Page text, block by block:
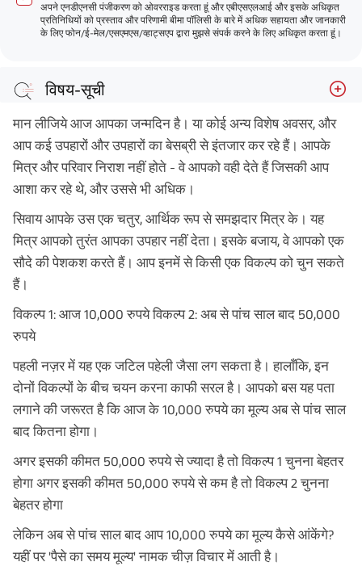
अपने एनडीएनसी पंजीकरण को ओवरराइड करता हूं और एबीएसएलआई और इसके अधिकृत
प्रतिनिधियों को प्रस्ताव और परिणामी बीमा पॉलिसी के बारे में अधिक सहायता और जानकारी
के लिए फोन/ई-मेल/एसएमएस/व्हाट्सएप द्वारा मुझसे संपर्क करने के लिए अधिकृत करता हूं।
विषय-सूची
पैसे का वर्तमान मूल्य क्या है?
पैसे का भविष्य में मूल्य क्या है?
आज 10,000 रुपये बनाम पांच साल बाद 50,000 रुपये: उनकी
तुलना कैसे की जाती है?
निष्कर्ष
मान लीजिये आज आपका जन्मदिन है। या कोई अन्य विशेष अवसर, और
आप कई उपहारों और उपहारों का बेसब्री से इंतजार कर रहे हैं। आपके
मित्र और परिवार निराश नहीं होते - वे आपको वही देते हैं जिसकी आप
आशा कर रहे थे, और उससे भी अधिक।
सिवाय आपके उस एक चतुर, आर्थिक रूप से समझदार मित्र के। यह
मित्र आपको तुरंत आपका उपहार नहीं देता। इसके बजाय, वे आपको एक
सौदे की पेशकश करते हैं। आप इनमें से किसी एक विकल्प को चुन सकते
हैं।
विकल्प 1: आज 10,000 रुपये विकल्प 2: अब से पांच साल बाद 50,000
रुपये
पहली नज़र में यह एक जटिल पहेली जैसा लग सकता है। हालाँकि, इन
दोनों विकल्पों के बीच चयन करना काफी सरल है। आपको बस यह पता
लगाने की जरूरत है कि आज के 10,000 रुपये का मूल्य अब से पांच साल
बाद कितना होगा।
अगर इसकी कीमत 50,000 रुपये से ज्यादा है तो विकल्प 1 चुनना बेहतर
होगा अगर इसकी कीमत 50,000 रुपये से कम है तो विकल्प 2 चुनना
बेहतर होगा
लेकिन अब से पांच साल बाद आप 10,000 रुपये का मूल्य कैसे आंकेंगे?
यहीं पर 'पैसे का समय मूल्य' नामक चीज़ विचार में आती है।